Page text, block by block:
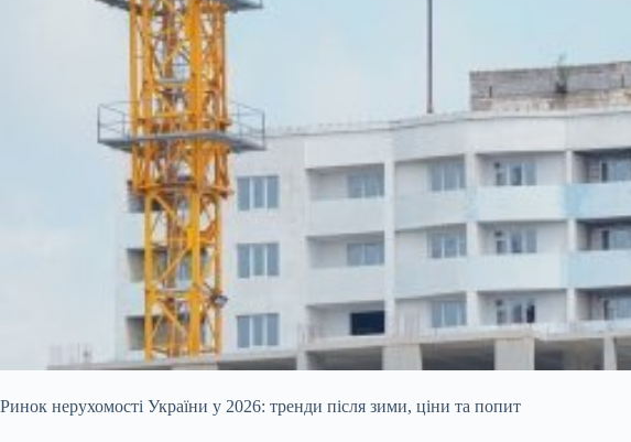
Ринок нерухомості України у 2026: тренди після зими, ціни та попит